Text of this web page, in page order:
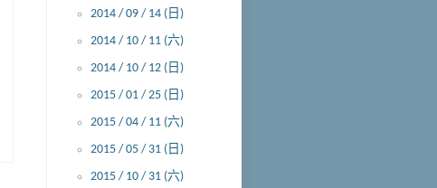
2014 / 09 / 14 (日)
2014 / 10 / 11 (六)
2014 / 10 / 12 (日)
2015 / 01 / 25 (日)
2015 / 04 / 11 (六)
2015 / 05 / 31 (日)
2015 / 10 / 31 (六)